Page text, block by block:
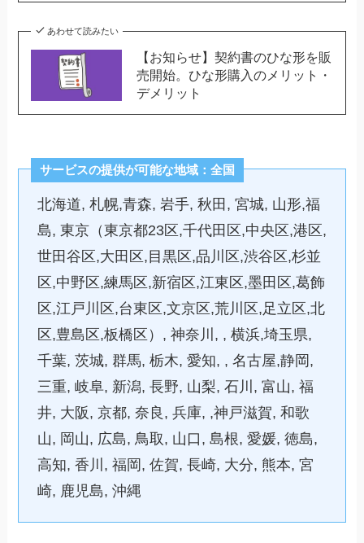
あわせて読みたい
【お知らせ】契約書のひな形を販
売開始。ひな形購入のメリット・
デメリット
サービスの提供が可能な地域：全国
北海道, 札幌,青森, 岩手, 秋田, 宮城, 山形,福
島, 東京（東京都23区,千代田区,中央区,港区,
世田谷区,大田区,目黒区,品川区,渋谷区,杉並
区,中野区,練馬区,新宿区,江東区,墨田区,葛飾
区,江戸川区,台東区,文京区,荒川区,足立区,北
区,豊島区,板橋区）, 神奈川, , 横浜,埼玉県,
千葉, 茨城, 群馬, 栃木, 愛知, , 名古屋,静岡,
三重, 岐阜, 新潟, 長野, 山梨, 石川, 富山, 福
井, 大阪, 京都, 奈良, 兵庫, ,神戸滋賀, 和歌
山, 岡山, 広島, 鳥取, 山口, 島根, 愛媛, 徳島,
高知, 香川, 福岡, 佐賀, 長崎, 大分, 熊本, 宮
崎, 鹿児島, 沖縄